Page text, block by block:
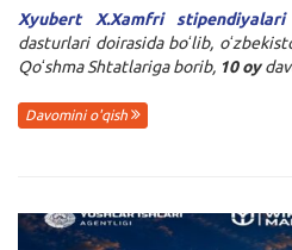
Xyubert X.Xamfri
dasturlari doirasida boʻlib,
Qoʻshma Shtatlariga borib, 10 oy
Davomini o'qish